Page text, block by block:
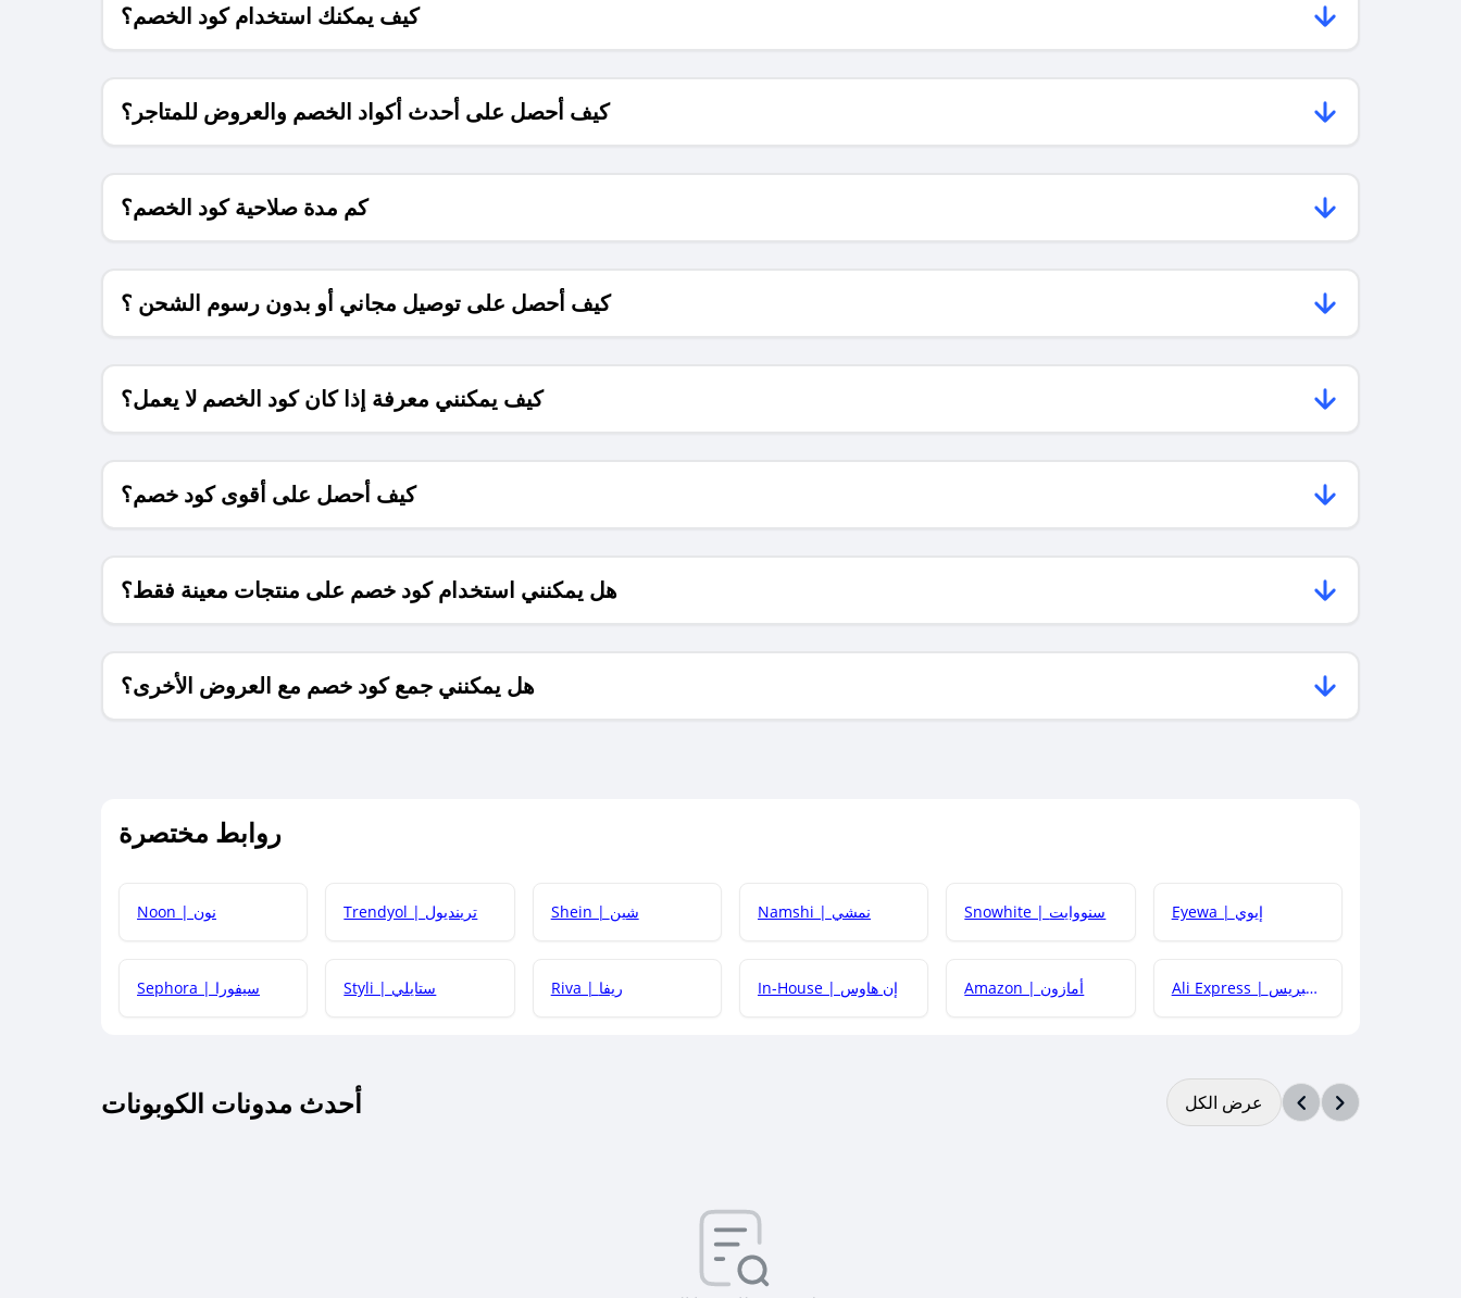
كيف يمكنك استخدام كود الخصم؟
كيف أحصل على أحدث أكواد الخصم والعروض للمتاجر؟
كم مدة صلاحية كود الخصم؟
كيف أحصل على توصيل مجاني أو بدون رسوم الشحن ؟
كيف يمكنني معرفة إذا كان كود الخصم لا يعمل؟
كيف أحصل على أقوى كود خصم؟
هل يمكنني استخدام كود خصم على منتجات معينة فقط؟
هل يمكنني جمع كود خصم مع العروض الأخرى؟
روابط مختصرة
Noon | نون Trendyol | ترينديول Shein | شين Namshi | نمشي Snowhite | سنووايت Eyewa | إيوي
Sephora | سيفورا Styli | ستايلي Riva | ريفا In-House | إن هاوس Amazon | أمازون Ali Express | علي إكسبريس
أحدث مدونات الكوبونات عرض الكل